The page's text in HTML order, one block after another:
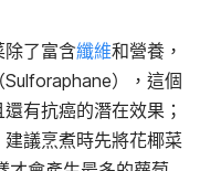
除了富含纖維和營養，
），這個
有抗癌的潛在效果；
議烹煮時先將花椰菜